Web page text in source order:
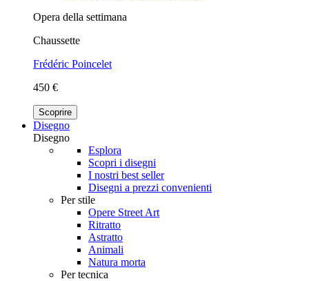
Opera della settimana
Chaussette
Frédéric Poincelet
450 €
Scoprire
Disegno
Disegno
Esplora
Scopri i disegni
I nostri best seller
Disegni a prezzi convenienti
Per stile
Opere Street Art
Ritratto
Astratto
Animali
Natura morta
Per tecnica